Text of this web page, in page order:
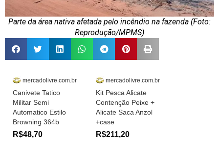
Parte da área nativa afetada pelo incêndio na fazenda (Foto:
Reprodução/MPMS)
mercadolivre.com.br
Canivete Tatico
Militar Semi
Automatico Estilo
Browning 364b
R$48,70
mercadolivre.com.br
Kit Pesca Alicate
Contenção Peixe +
Alicate Saca Anzol
+case
R$211,20